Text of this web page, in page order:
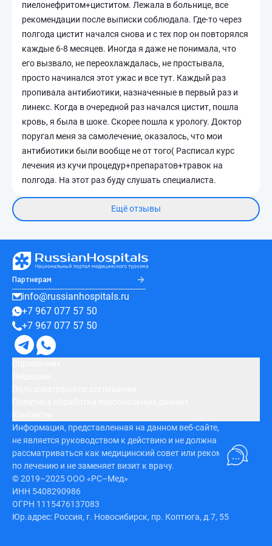
пиелонефритом+циститом. Лежала в больнице, все
рекомендации после выписки соблюдала. Где-то через
полгода цистит начался снова и с тех пор он повторялся
каждые 6-8 месяцев. Иногда я даже не понимала, что
его вызвало, не переохлаждалась, не простывала,
просто начинался этот ужас и все тут. Каждый раз
пропивала антибиотики, назначенные в первый раз и
линекс. Когда в очередной раз начался цистит, пошла
кровь, я была в шоке. Скорее пошла к урологу. Доктор
поругал меня за самолечение, оказалось, что мои
антибиотики были вообще не от того( Расписал курс
лечения из кучи процедур+препаратов+травок на
полгода. На этот раз буду слушать специалиста.
Ещё отзывы
Партнерам
info@russianhospitals.ru
+7 967 077 57 50
+7 967 077 57 50
Информация, представленная на данном веб-сайте,
не является руководством к действию и не должна
рассматриваться как медицинский совет или рекомендация
по лечению и не заменяет визит к врачу.
© 2019–2025 ООО «РС–Мед»
ИНН 5408290986
ОГРН 1115476137083
Юр.адрес: Россия, г. Новосибирск, пр. Коптюга, д.7, 55